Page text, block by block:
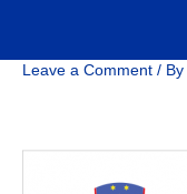
Leave a Comment / By